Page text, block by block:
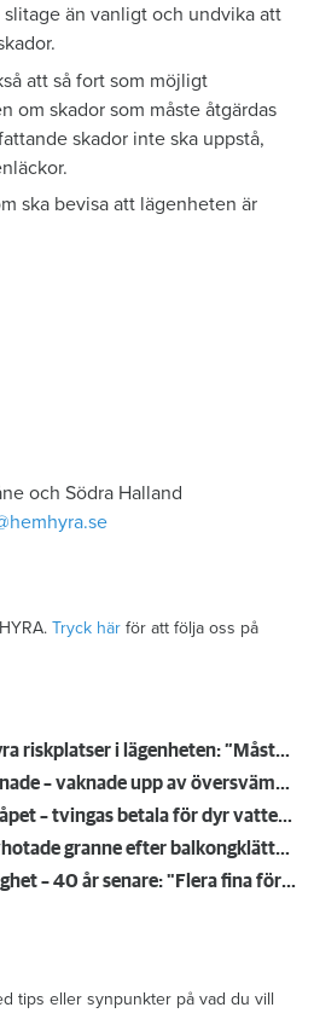
än vanligt och undvika att
att så fort som möjligt
om skador som måste åtgärdas
skador inte ska uppstå,
ska bevisa att lägenheten är
och Södra Halland
Tryck här för att följa oss på
Så undviker du mögel – fyra riskplatser i lägenheten: ”Måste städa bort”
Satte på vattnet och somnade – vaknade upp av översvämning hos grannen
Rensade inte hålet i kylskåpet – tvingas betala för dyr vattenskada
Naken gängkriminell knivhotade granne efter balkongklättring
Kompisdealen blev verklighet – 40 år senare: "Flera fina fördelar med att dela bostad"
tips eller synpunkter på vad du vill